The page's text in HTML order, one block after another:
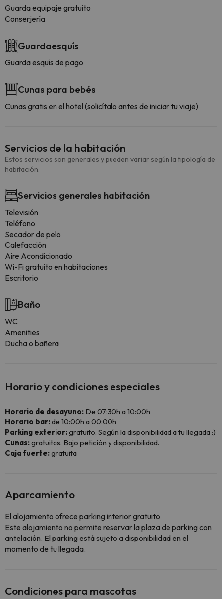
Guarda equipaje gratuito
Conserjería
Guardaesquís
Guarda esquís de pago
Cunas para bebés
Cunas gratis en el hotel (solicítalo antes de iniciar tu viaje)
Servicios de la habitación
Estos servicios son generales y pueden variar según la tipología de
habitación.
Servicios generales habitación
Televisión
Teléfono
Secador de pelo
Calefacción
Aire Acondicionado
Wi-Fi gratuito en habitaciones
Escritorio
Baño
WC
Amenities
Ducha o bañera
Horario y condiciones especiales
Horario de desayuno: De 07:30h a 10:00h
Horario bar:de 10:00h a 00:00h
Parking exterior:gratuito. Según la disponibilidad a tu llegada :)
Cunas:gratuitas. Bajo petición y disponibilidad.
Caja fuerte:gratuita
Aparcamiento
El alojamiento ofrece parking interior gratuito
Este alojamiento no permite reservar la plaza de parking con
antelación. El parking está sujeto a disponibilidad en el
momento de tu llegada.
Condiciones para mascotas